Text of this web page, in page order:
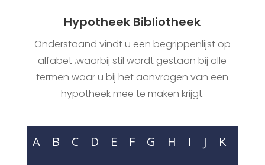
Hypotheek Bibliotheek
Onderstaand vindt u een begrippenlijst op
alfabet ,waarbij stil wordt gestaan bij alle
termen waar u bij het aanvragen van een
hypotheek mee te maken krijgt.
A B C D E F G H I J
K